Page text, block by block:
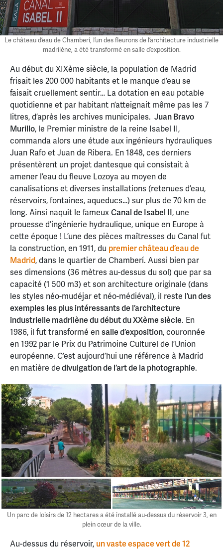
Le château d’eau de Chamberí, l’un des fleurons de l’architecture industrielle
madrilène, a été transformé en salle d’exposition.
Au début du XIXème siècle, la population de Madrid
frisait les 200 000 habitants et le manque d’eau se
faisait cruellement sentir… La dotation en eau potable
quotidienne et par habitant n’atteignait même pas les 7
litres, d’après les archives municipales. Juan Bravo
Murillo, le Premier ministre de la reine Isabel II,
commanda alors une étude aux ingénieurs hydrauliques
Juan Rafo et Juan de Ribera. En 1848, ces derniers
présentèrent un projet dantesque qui consistait à
amener l’eau du fleuve Lozoya au moyen de
canalisations et diverses installations (retenues d’eau,
réservoirs, fontaines, aqueducs…) sur plus de 70 km de
long. Ainsi naquit le fameuxCanal de Isabel II, une
prouesse d’ingénierie hydraulique, unique en Europe à
cette époque ! L’une des pièces maîtresses du Canal fut
la construction, en 1911, du premier château d’eau de
Madrid, dans le quartier de Chamberí. Aussi bien par
ses dimensions (36 mètres au-dessus du sol) que par sa
capacité (1 500 m3) et son architecture originale (dans
les styles néo-mudéjar et néo-médiéval), il reste l’un des
exemples les plus intéressants de l’architecture
industrielle madrilène du début du XXème siècle. En
1986, il fut transformé ensalle d’exposition, couronnée
en 1992 par le Prix du Patrimoine Culturel de l’Union
européenne. C’est aujourd’hui une référence à Madrid
en matière dedivulgation de l’art de la photographie.
Un parc de loisirs de 12 hectares a été installé au-dessus du réservoir 3, en
plein cœur de la ville.
Au-dessus du réservoir, un vaste espace vert de 12